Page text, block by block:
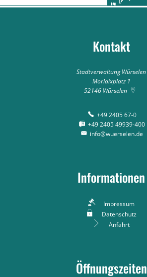
Kontakt
Stadtverwaltung Würselen
Morlaixplatz 1
52146 Würselen
+49 2405 67-0
+49 2405 49939-400
info@wuerselen.de
Informationen
Impressum
Datenschutz
Anfahrt
Öffnungszeiten